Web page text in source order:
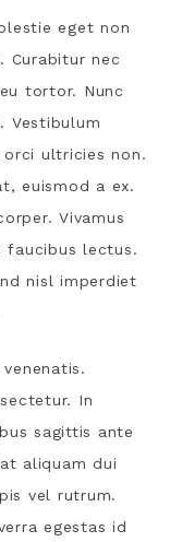
eget non
Curabitur nec
tortor. Nunc
Vestibulum
ultricies non.
euismod a ex.
Vivamus
faucibus lectus.
nisl imperdiet
In
sagittis ante
aliquam dui
vel rutrum.
egestas id